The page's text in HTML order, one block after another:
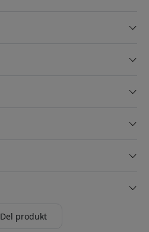
Del produkt